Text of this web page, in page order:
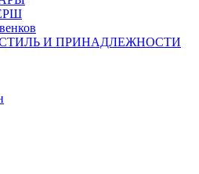
И ПРИНАДЛЕЖНОСТИ